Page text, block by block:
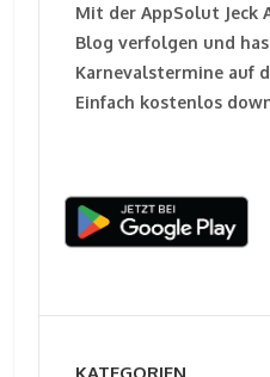
Mit der AppSolut Jeck
Blog verfolgen und
Karnevalstermine auf
Einfach kostenlos